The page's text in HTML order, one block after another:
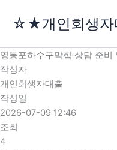
로
건
너
뛰
기
☆★개인회생
영등포하수구막힘 상담 준
작성자
개인회생자대출
작성일
2026-07-09 12:46
조회
4